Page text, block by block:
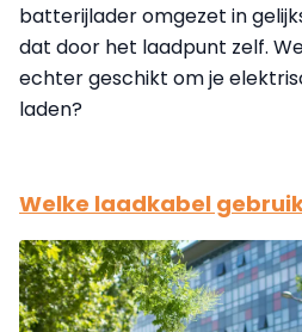
batterijlader omgezet in
dat door het laadpunt zelf.
echter geschikt om je
laden?
Welke laadkabel